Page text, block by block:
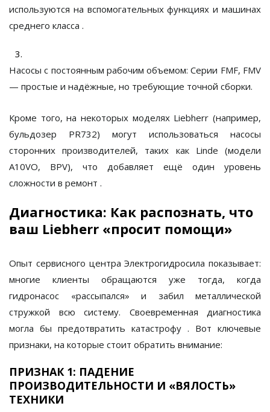
используются на вспомогательных функциях и машинах
среднего класса .
Насосы с постоянным рабочим объемом: Серии FMF, FMV
— простые и надёжные, но требующие точной сборки.
Кроме того, на некоторых моделях Liebherr (например,
бульдозер PR732) могут использоваться насосы
сторонних производителей, таких как Linde (модели
A10VO, BPV), что добавляет ещё один уровень
сложности в ремонт .
Диагностика: Как распознать, что
ваш Liebherr «просит помощи»
Опыт сервисного центраЭлектрогидросила показывает:
многие клиенты обращаются уже тогда, когда
гидронасос «рассыпался» и забил металлической
стружкой всю систему. Своевременная диагностика
могла бы предотвратить катастрофу . Вот ключевые
признаки, на которые стоит обратить внимание:
ПРИЗНАК 1: ПАДЕНИЕ
ПРОИЗВОДИТЕЛЬНОСТИ И «ВЯЛОСТЬ»
ТЕХНИКИ